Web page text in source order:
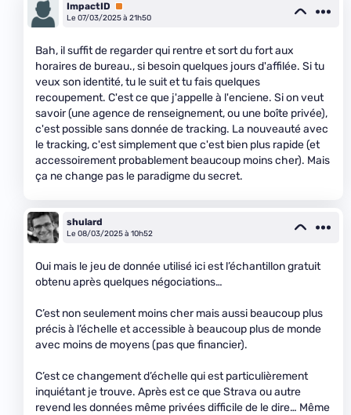
ImpactID
Premium
Le 07/03/2025 à 21h50
Bah, il suffit de regarder qui rentre et sort du fort aux
horaires de bureau., si besoin quelques jours d'affilée. Si tu
veux son identité, tu le suit et tu fais quelques
recoupement. C'est ce que j'appelle à l'enciene. Si on veut
savoir (une agence de renseignement, ou une boîte privée),
c'est possible sans donnée de tracking. La nouveauté avec
le tracking, c'est simplement que c'est bien plus rapide (et
accessoirement probablement beaucoup moins cher). Mais
ça ne change pas le paradigme du secret.
shulard
Le 08/03/2025 à 10h52
Oui mais le jeu de donnée utilisé ici est l’échantillon gratuit
obtenu après quelques négociations…
C’est non seulement moins cher mais aussi beaucoup plus
précis à l’échelle et accessible à beaucoup plus de monde
avec moins de moyens (pas que financier).
C’est ce changement d’échelle qui est particulièrement
inquiétant je trouve. Après est ce que Strava ou autre
revend les données même privées difficile de le dire… Même